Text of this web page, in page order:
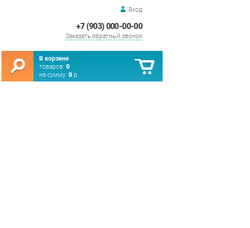
Вход
+7 (903) 000-00-00
Заказать обратный звонок
В корзине
товаров: 0
на сумму: 0 р.